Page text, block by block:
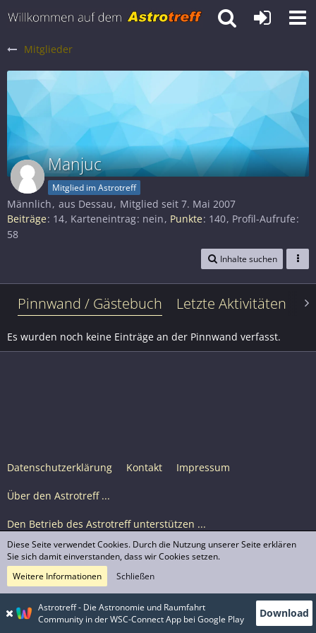
Mitglieder
Manjuc
Mitglied im Astrotreff
Männlich aus Dessau
Mitglied seit 7. Mai 2007
Beiträge 14 Karteneintrag nein Punkte 140 Profil-Aufrufe
58
Inhalte suchen
Pinnwand / Gästebuch Letzte Aktivitäten
Es wurden noch keine Einträge an der Pinnwand verfasst.
Datenschutzerklärung Kontakt Impressum
Über den Astrotreff ...
Den Betrieb des Astrotreff unterstützen ...
Nutzungsbedingungen
© Astrotreff 2001-2026, lizenziert unter CC BY-SA,
sofern für einzelne Inhalte nicht anders angegeben
Astrotreff - Die Astronomie und Raumfahrt
Community in der WSC-Connect App bei Google Play
Download
Diese Seite verwendet Cookies. Durch die Nutzung unserer Seite erklären
Sie sich damit einverstanden, dass wir Cookies setzen.
Weitere Informationen
Schließen